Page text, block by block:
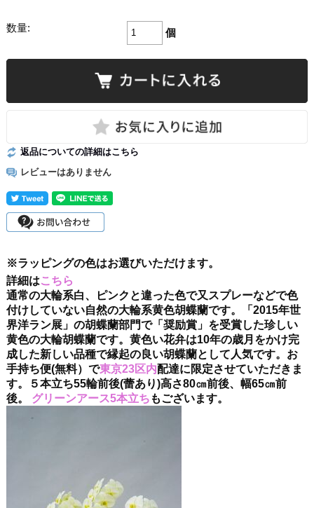
数量: 個
返品についての詳細はこちら
レビューはありません
※ラッピングの色はお選びいただけます。
詳細はこちら
通常の大輪系白、ピンクと違った色で又スプレーなどで色
付けしていない自然の大輪系黄色胡蝶蘭です。「2015年世
界洋ラン展」の胡蝶蘭部門で「奨励賞」を受賞した珍しい
黄色の大輪胡蝶蘭です。黄色い花弁は10年の歳月をかけ完
成した新しい品種で縁起の良い胡蝶蘭として人気です。お
手持ち便(無料）で東京23区内配達に限定させていただきま
す。５本立ち55輪前後(蕾あり)高さ80㎝前後、幅65㎝前
後。 グリーンアース5本立ち もございます。